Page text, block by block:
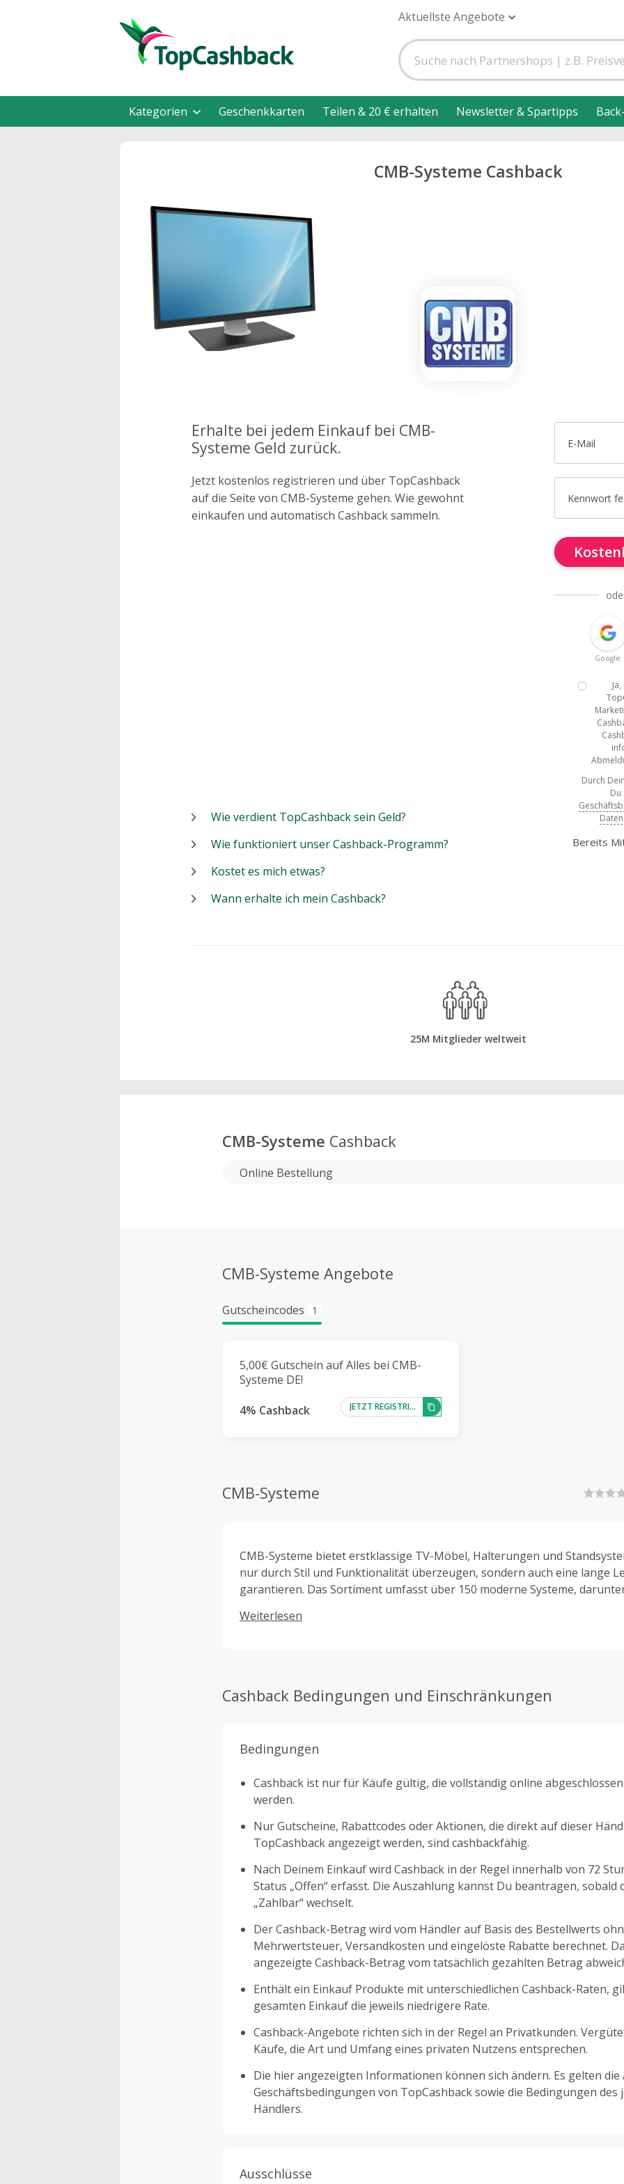
Aktuellste Angebote
Kategorien Geschenkkarten Teilen & 20 € erhalten Newsletter & Spartipps
CMB-Systeme Cashback
Erhalte bei jedem Einkauf bei CMB-
Systeme Geld zurück.
Jetzt kostenlos registrieren und über TopCashback
auf die Seite von CMB-Systeme gehen. Wie gewohnt
einkaufen und automatisch Cashback sammeln.
E-Mail
Kennwort
Google
Durch
Bereits
Wie verdient TopCashback sein Geld?
Wie funktioniert unser Cashback-Programm?
Kostet es mich etwas?
Wann erhalte ich mein Cashback?
25M Mitglieder weltweit
CMB-Systeme Cashback
Online Bestellung
CMB-Systeme Angebote
Gutscheincodes 1
5,00€ Gutschein auf Alles bei CMB-
Systeme DE!
4% Cashback
JETZT REGISTRIEREN
CMB-Systeme
CMB-Systeme bietet erstklassige TV-Möbel, Halterungen und
nur durch Stil und Funktionalität überzeugen, sondern auch eine lange
garantieren. Das Sortiment umfasst über 150 moderne Systeme,
Beamern und AV-Komponenten herauszuholen. Mit VESA-Norm
Zuhause oder Unternehmen mit innovativen Halterungslösungen
kann zusätzlich sparen. Durch eine Bestellung über unsere Plattform
Weiterlesen
Cashback Bedingungen und Einschränkungen
Bedingungen
Cashback ist nur für Käufe gültig, die vollständig online
werden.
Nur Gutscheine, Rabattcodes oder Aktionen, die direkt auf dieser
TopCashback angezeigt werden, sind cashbackfähig.
Nach Deinem Einkauf wird Cashback in der Regel innerhalb von 72
Status „Offen“ erfasst. Die Auszahlung kannst Du beantragen, sobald
„Zahlbar“ wechselt.
Der Cashback-Betrag wird vom Händler auf Basis des Bestellwerts
Mehrwertsteuer, Versandkosten und eingelöste Rabatte berechnet.
angezeigte Cashback-Betrag vom tatsächlich gezahlten Betrag
Enthält ein Einkauf Produkte mit unterschiedlichen Cashback-Raten,
gesamten Einkauf die jeweils niedrigere Rate.
Cashback-Angebote richten sich in der Regel an Privatkunden.
Käufe, die Art und Umfang eines privaten Nutzens entsprechen.
Die hier angezeigten Informationen können sich ändern. Es gelten die
Geschäftsbedingungen von TopCashback sowie die Bedingungen des
Händlers.
Ausschlüsse